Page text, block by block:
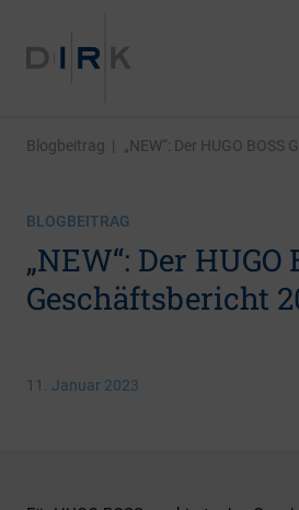
Blogbeitrag | „NEW“: Der HUGO
BLOGBEITRAG
„NEW“: Der HUGO
Geschäftsbericht
11. Januar 2023